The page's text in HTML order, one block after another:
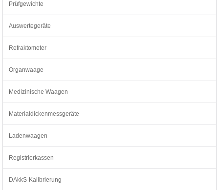
Prüfgewichte
Auswertegeräte
Refraktometer
Organwaage
Medizinische Waagen
Materialdickenmessgeräte
Ladenwaagen
Registrierkassen
DAkkS-Kalibrierung